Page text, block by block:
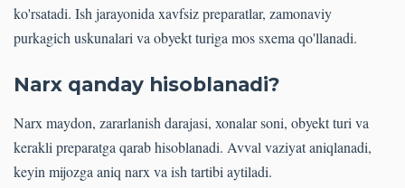
ko'rsatadi. Ish jarayonida xavfsiz preparatlar, zamonaviy
purkagich uskunalari va obyekt turiga mos sxema qo'llanadi.
Narx qanday hisoblanadi?
Narx maydon, zararlanish darajasi, xonalar soni, obyekt turi va
kerakli preparatga qarab hisoblanadi. Avval vaziyat aniqlanadi,
keyin mijozga aniq narx va ish tartibi aytiladi.